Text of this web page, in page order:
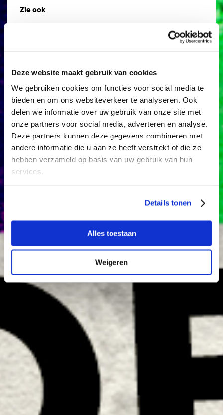
Deze website maakt gebruik van cookies
We gebruiken cookies om functies voor social media te
bieden en om ons websiteverkeer te analyseren. Ook
delen we informatie over uw gebruik van onze site met
onze partners voor social media, adverteren en analyse.
Deze partners kunnen deze gegevens combineren met
andere informatie die u aan ze heeft verstrekt of die ze
hebben verzameld op basis van uw gebruik van hun
services.
Details tonen
Alles toestaan
Weigeren
Zie ook
Toegankelijkheid
Locaties